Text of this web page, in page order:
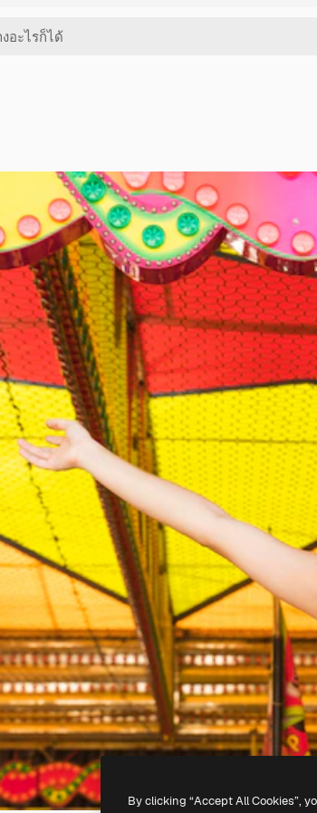
By clicking “Accept All Cookies”,